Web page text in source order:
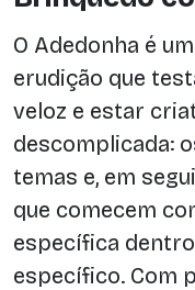
O Adedonha é
erudição que
veloz e estar
descomplicada:
temas e, em
que comecem
específica
específico. Com